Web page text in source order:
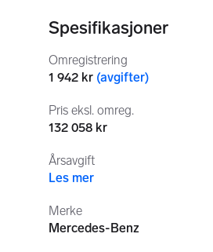
Fulgt servicer, stemplet i
Bilen er kvalifisert for
Snakk med oss om dette.
Spesifikasjoner
Omregistrering
1 942 kr (avgifter)
Pris eksl. omreg.
132 058 kr
Årsavgift
Les mer
Merke
Mercedes-Benz